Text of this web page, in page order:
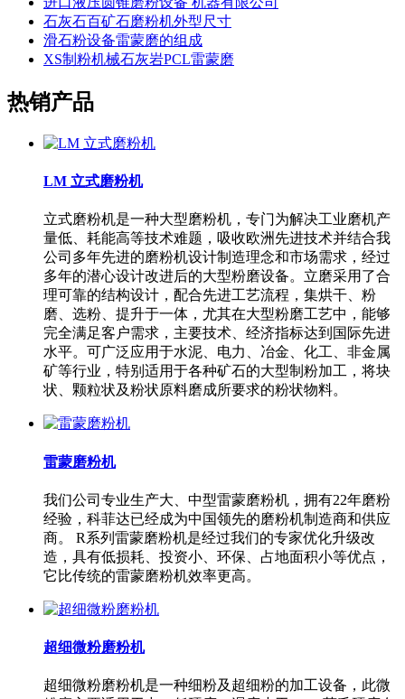
石灰石百矿石磨粉机外型尺寸
滑石粉设备雷蒙磨的组成
XS制粉机械石灰岩PCL雷蒙磨
热销产品
LM 立式磨粉机
立式磨粉机是一种大型磨粉机，专门为解决工业磨机产
量低、耗能高等技术难题，吸收欧洲先进技术并结合我
公司多年先进的磨粉机设计制造理念和市场需求，经过
多年的潜心设计改进后的大型粉磨设备。立磨采用了合
理可靠的结构设计，配合先进工艺流程，集烘干、粉
磨、选粉、提升于一体，尤其在大型粉磨工艺中，能够
完全满足客户需求，主要技术、经济指标达到国际先进
水平。可广泛应用于水泥、电力、冶金、化工、非金属
矿等行业，特别适用于各种矿石的大型制粉加工，将块
状、颗粒状及粉状原料磨成所要求的粉状物料。
雷蒙磨粉机
我们公司专业生产大、中型雷蒙磨粉机，拥有22年磨粉
经验，科菲达已经成为中国领先的磨粉机制造商和供应
商。 R系列雷蒙磨粉机是经过我们的专家优化升级改
造，具有低损耗、投资小、环保、占地面积小等优点，
它比传统的雷蒙磨粉机效率更高。
超细微粉磨粉机
超细微粉磨粉机是一种细粉及超细粉的加工设备，此微